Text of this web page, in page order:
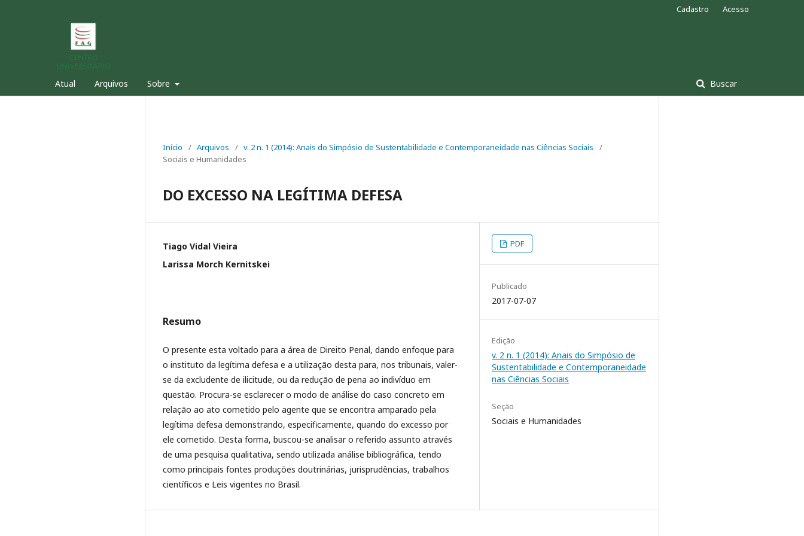
Atual Arquivos Sobre Buscar
Cadastro Acesso
Início / Arquivos / v. 2 n. 1 (2014): Anais do Simpósio de Sustentabilidade e Contemporaneidade nas Ciências Sociais
/
Sociais e Humanidades
DO EXCESSO NA LEGÍTIMA DEFESA
Tiago Vidal Vieira
Larissa Morch Kernitskei
Resumo
O presente esta voltado para a área de Direito Penal, dando enfoque para
o instituto da legítima defesa e a utilização desta para, nos tribunais, valer-
se da excludente de ilicitude, ou da redução de pena ao indivíduo em
questão. Procura-se esclarecer o modo de análise do caso concreto em
relação ao ato cometido pelo agente que se encontra amparado pela
legítima defesa demonstrando, especificamente, quando do excesso por
ele cometido. Desta forma, buscou-se analisar o referido assunto através
de uma pesquisa qualitativa, sendo utilizada análise bibliográfica, tendo
como principais fontes produções doutrinárias, jurisprudências, trabalhos
científicos e Leis vigentes no Brasil.
PDF
Publicado
2017-07-07
Edição
v. 2 n. 1 (2014): Anais do Simpósio de
Sustentabilidade e Contemporaneidade
nas Ciências Sociais
Seção
Sociais e Humanidades